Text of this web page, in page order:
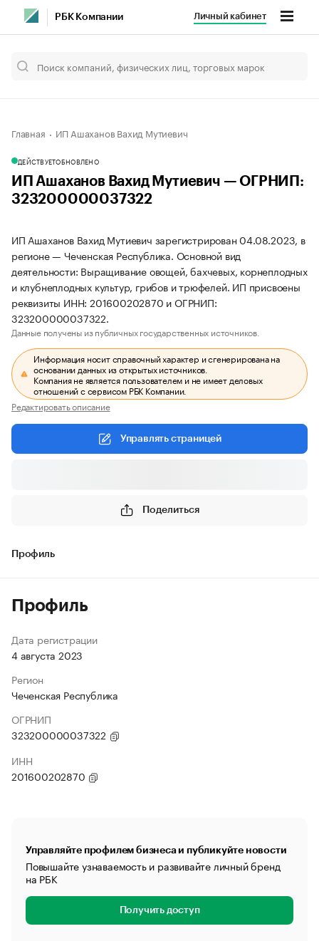
РБК Компании Личный кабинет
Главная ИП Ашаханов Вахид Мутиевич
ДЕЙСТВУЕТОБНОВЛЕНО
ИП Ашаханов Вахид Мутиевич — ОГРНИП:
323200000037322
ИП Ашаханов Вахид Мутиевич зарегистрирован 04.08.2023, в
регионе — Чеченская Республика. Основной вид
деятельности: Выращивание овощей, бахчевых, корнеплодных
и клубнеплодных культур, грибов и трюфелей. ИП присвоены
реквизиты ИНН: 201600202870 и ОГРНИП:
323200000037322.
Данные получены из публичных государственных источников.
Информация носит справочный характер и сгенерирована на
основании данных из открытых источников.
Компания не является пользователем и не имеет деловых
отношений с сервисом РБК Компании.
Редактировать описание
Управлять страницей
Поделиться
Профиль
Профиль
Дата регистрации
4 августа 2023
Регион
Чеченская Республика
ОГРНИП
323200000037322
ИНН
201600202870
Управляйте профилем бизнеса и публикуйте новости
Повышайте узнаваемость и развивайте личный бренд
на РБК
Получить доступ